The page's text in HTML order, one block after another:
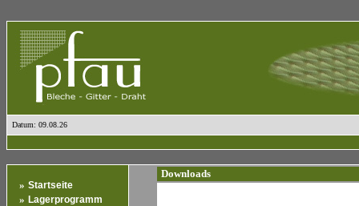
Datum: 09.08.26
» Startseite
» Lagerprogramm
Downloads